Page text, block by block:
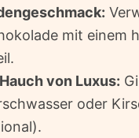
mit einem
von Luxus:
oder